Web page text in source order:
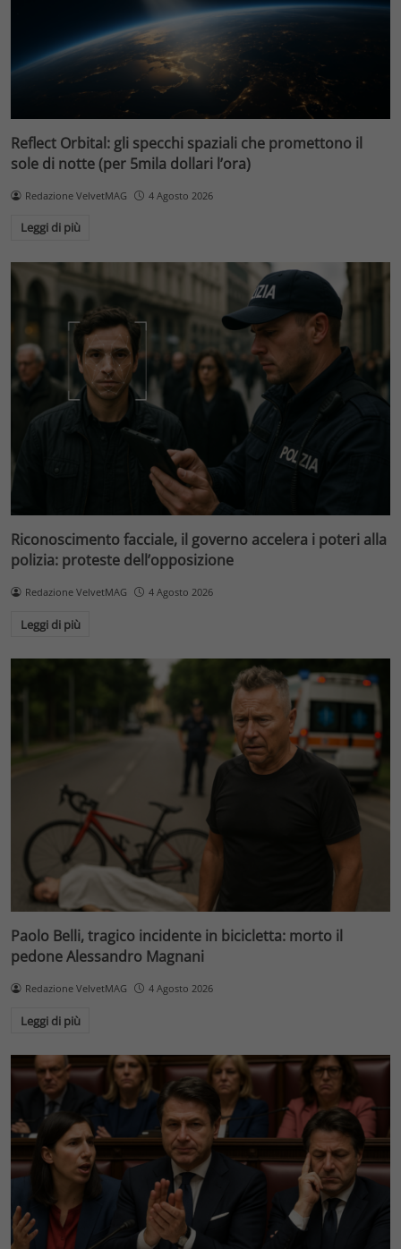
Reflect Orbital: gli specchi spaziali che promettono il
sole di notte (per 5mila dollari l’ora)
Redazione VelvetMAG 4 Agosto 2026
Leggi di più
Riconoscimento facciale, il governo accelera i poteri alla
polizia: proteste dell’opposizione
Redazione VelvetMAG 4 Agosto 2026
Leggi di più
Paolo Belli, tragico incidente in bicicletta: morto il
pedone Alessandro Magnani
Redazione VelvetMAG 4 Agosto 2026
Leggi di più